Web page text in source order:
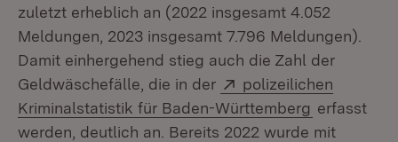
zuletzt erheblich an (2022 insgesamt 4.052
Meldungen, 2023 insgesamt 7.796 Meldungen).
Damit einhergehend stieg auch die Zahl der
Geldwäschefälle, die in der
Extern:
polizeilichen
Kriminalstatistik für Baden-Württemberg (Öffnet in
erfasst
werden, deutlich an. Bereits 2022 wurde mit